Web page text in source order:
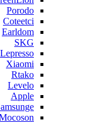
Porodo
Coteetci
Earldom
SKG
Lepresso
Xiaomi
Rtako
Levelo
Apple